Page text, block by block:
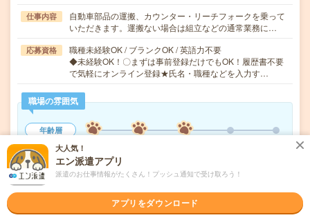
仕事内容
自動車部品の運搬、カウンター・リーチフォークを乗って
いただきます。運搬ない場合は組立などの通常業務に…
応募資格
職種未経験OK / ブランクOK / 英語力不要
◆未経験OK！〇まずは事前登録だけでもOK！履歴書不要
で気軽にオンライン登録★氏名・職種などを入力す…
職場の雰囲気
年齢層
気になる! 応募へ進む 詳しく見る
派遣会社 株式会社綜合キャリアオプション 製造事業部（全国）
大人気！
エン派遣アプリ
派遣のお仕事情報がたくさん！プッシュ通知で受け取ろう！
アプリをダウンロード